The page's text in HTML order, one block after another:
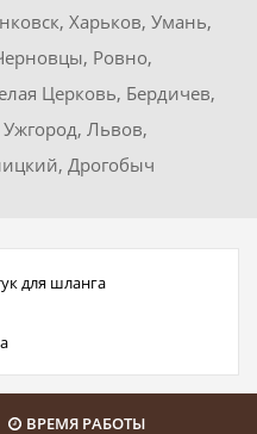
Харьков, Умань,
Ровно,
Церковь, Бердичев,
Львов,
Дрогобыч
для шланга
ВРЕМЯ РАБОТЫ